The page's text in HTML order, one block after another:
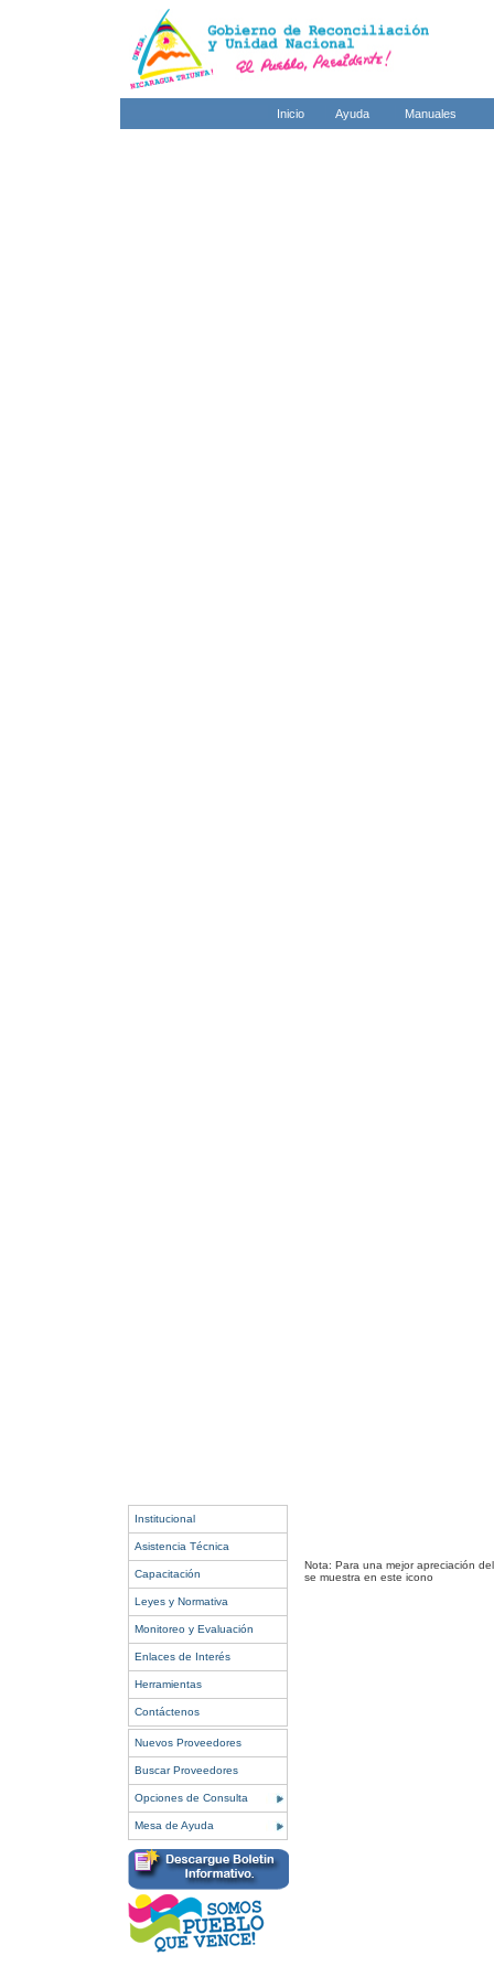
Inicio Ayuda Manuales
Institucional
Asistencia Técnica
Capacitación
Leyes y Normativa
Monitoreo y Evaluación
Enlaces de Interés
Herramientas
Contáctenos
Nuevos Proveedores
Buscar Proveedores
Opciones de Consulta
Mesa de Ayuda
Nota: Para una mejor apreciación
se muestra en este icono